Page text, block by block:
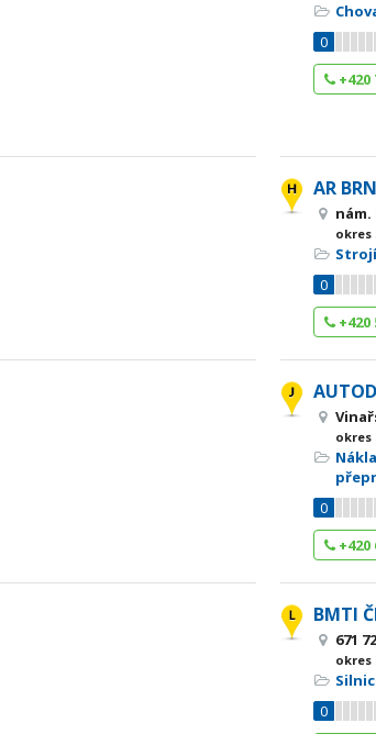
0
+420
AR
nám.
okres
0
+420
okres
0
+420
BMTI
671
okres
0